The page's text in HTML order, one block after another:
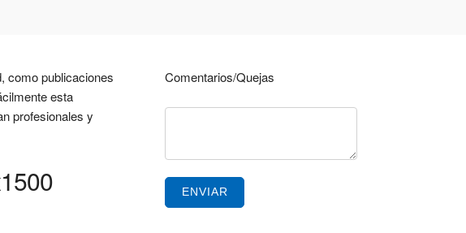
como publicaciones
esta
profesionales y
Comentarios/Quejas
ENVIAR